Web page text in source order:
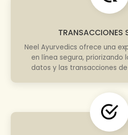
TRANSACCIONES
Neel Ayurvedics ofrece una
en línea segura, priorizando
datos y las transacciones